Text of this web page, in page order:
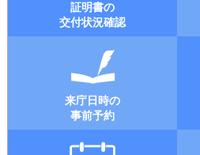
混雑予想カレンダー
本サイトのご利用案内
証明書の
交付状況確認
来庁日時の
事前予約